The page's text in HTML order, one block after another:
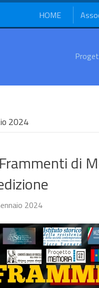
HOME
2024
di
2024